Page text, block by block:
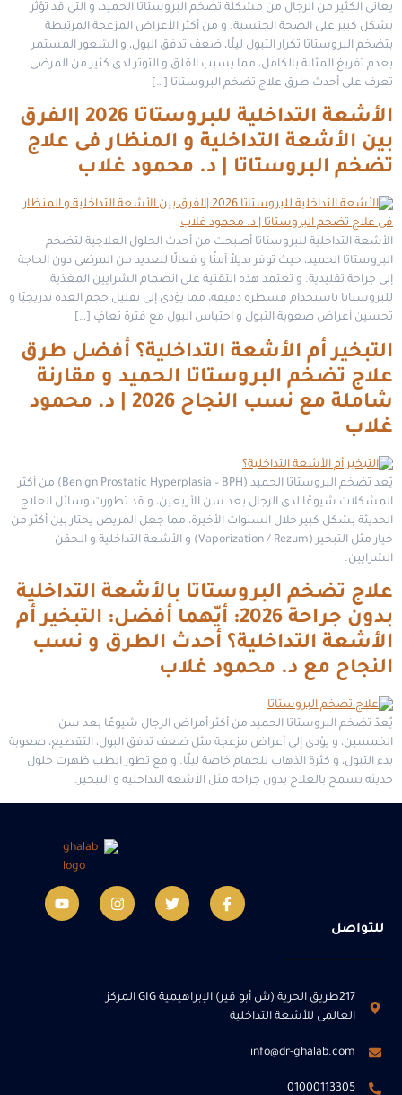
يعانى الكثير من الرجال من مشكلة تضخم البروستاتا الحميد، و التى قد تؤثر
بشكل كبير على الصحة الجنسية. و من أكثر الأعراض المزعجة المرتبطة
بتضخم البروستاتا تكرار التبول ليلًا، ضعف تدفق البول، و الشعور المستمر
بعدم تفريغ المثانة بالكامل، مما يسبب القلق و التوتر لدى كثير من المرضى.
تعرف على أحدث طرق علاج تضخم البروستاتا […]
الأشعة التداخلية للبروستاتا 2026 |الفرق
بين الأشعة التداخلية و المنظار فى علاج
تضخم البروستاتا | د. محمود غلاب
الأشعة التداخلية للبروستاتا أصبحت من أحدث الحلول العلاجية لتضخم
البروستاتا الحميد، حيث توفر بديلاً آمنًا و فعالًا للعديد من المرضى دون الحاجة
إلى جراحة تقليدية. و تعتمد هذه التقنية على انصمام الشرايين المغذية
للبروستاتا باستخدام قسطرة دقيقة، مما يؤدى إلى تقليل حجم الغدة تدريجيًا و
تحسين أعراض صعوبة التبول و احتباس البول مع فترة تعافٍ […]
التبخير أم الأشعة التداخلية؟ أفضل طرق
علاج تضخم البروستاتا الحميد و مقارنة
شاملة مع نسب النجاح 2026 | د. محمود
غلاب
يُعد تضخم البروستاتا الحميد (Benign Prostatic Hyperplasia – BPH) من أكثر
المشكلات شيوعًا لدى الرجال بعد سن الأربعين، و قد تطورت وسائل العلاج
الحديثة بشكل كبير خلال السنوات الأخيرة، مما جعل المريض يحتار بين أكثر من
خيار مثل التبخير (Vaporization / Rezum) و الأشعة التداخلية و الـحقن
الشرايين.
علاج تضخم البروستاتا بالأشعة التداخلية
بدون جراحة 2026: أيّهما أفضل: التبخير أم
الأشعة التداخلية؟ أحدث الطرق و نسب
النجاح مع د. محمود غلاب
يُعدّ تضخم البروستاتا الحميد من أكثر أمراض الرجال شيوعًا بعد سن
الخمسين، و يؤدى إلى أعراض مزعجة مثل ضعف تدفق البول، التقطيع، صعوبة
بدء التبول، و كثرة الذهاب للحمام خاصة ليلًا. و مع تطور الطب ظهرت حلول
حديثة تسمح بالعلاج بدون جراحة مثل الأشعة التداخلية و التبخير.
للتواصل
217طريق الحرية (ش أبو قير) الإبراهيمية GIG المركز
العالمى للأشعة التداخلية
info@dr-ghalab.com
01000113305